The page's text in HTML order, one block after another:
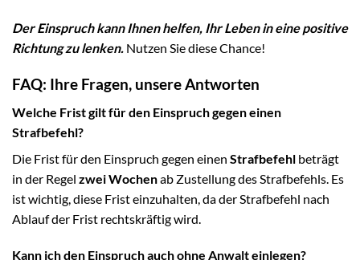
Der Einspruch kann Ihnen helfen, Ihr Leben in eine positive
Richtung zu lenken. Nutzen Sie diese Chance!
FAQ: Ihre Fragen, unsere Antworten
Welche Frist gilt für den Einspruch gegen einen
Strafbefehl?
Die Frist für den Einspruch gegen einen Strafbefehl beträgt
in der Regel zwei Wochenab Zustellung des Strafbefehls. Es
ist wichtig, diese Frist einzuhalten, da der Strafbefehl nach
Ablauf der Frist rechtskräftig wird.
Kann ich den Einspruch auch ohne Anwalt einlegen?